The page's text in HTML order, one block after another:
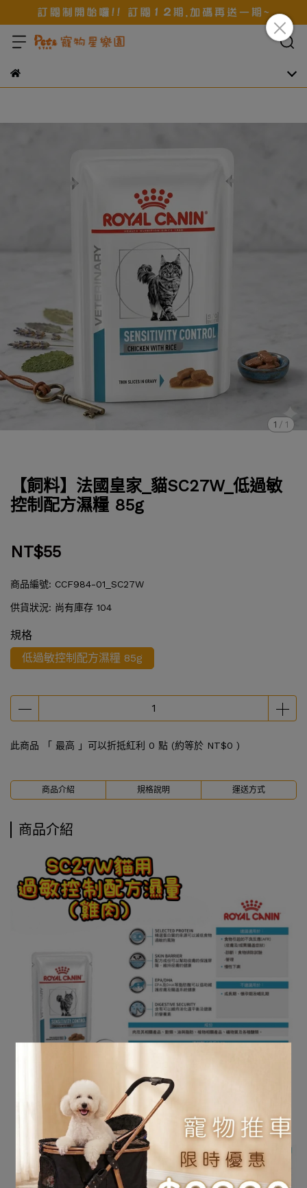
1 / 1
【飼料】法國皇家_貓SC27W_低過敏
控制配方濕糧 85g
NT$55
商品編號: CCF984-01_SC27W
供貨狀況: 尚有庫存 104
規格
低過敏控制配方濕糧 85g
此商品 「 最高 」可以折抵紅利 0 點 (約等於 NT$0 )
商品介紹 規格說明 運送方式
商品介紹